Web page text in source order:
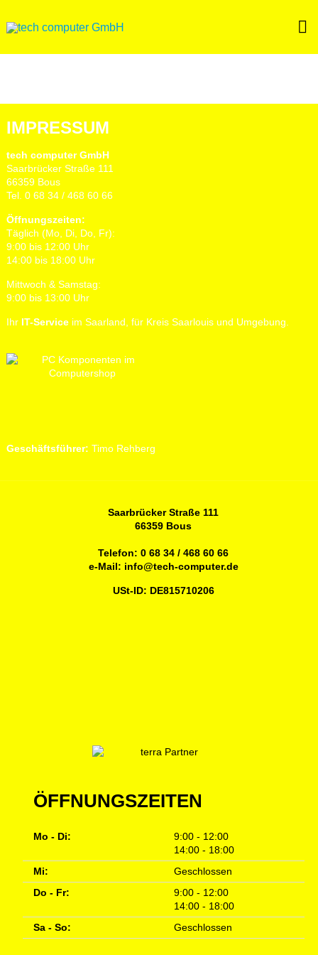
to
IMPRESSUM
tech computer GmbH
Saarbrücker Straße 111
66359 Bous
Tel. 0 68 34 / 468 60 66
Öffnungszeiten:
Täglich (Mo, Di, Do, Fr):
9:00 bis 12:00 Uhr
14:00 bis 18:00 Uhr
Mittwoch & Samstag:
9:00 bis 13:00 Uhr
Ihr IT-Serviceim Saarland, für Kreis Saarlouis und Umgebung.
Geschäftsführer: Timo Rehberg
Saarbrücker Straße 111
66359 Bous
Telefon:0 68 34 / 468 60 66
e-Mail: info@tech-computer.de
USt-ID: DE815710206
ÖFFNUNGSZEITEN
Mo - Di:
9:00 - 12:00
14:00 - 18:00
Mi:
Geschlossen
Do - Fr:
9:00 - 12:00
14:00 - 18:00
Sa - So:
Geschlossen